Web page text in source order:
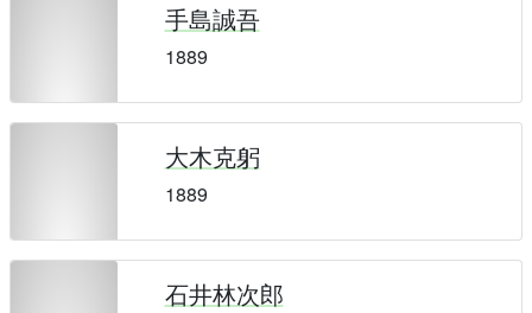
手島誠吾
1889
大木克躬
1889
石井林次郎